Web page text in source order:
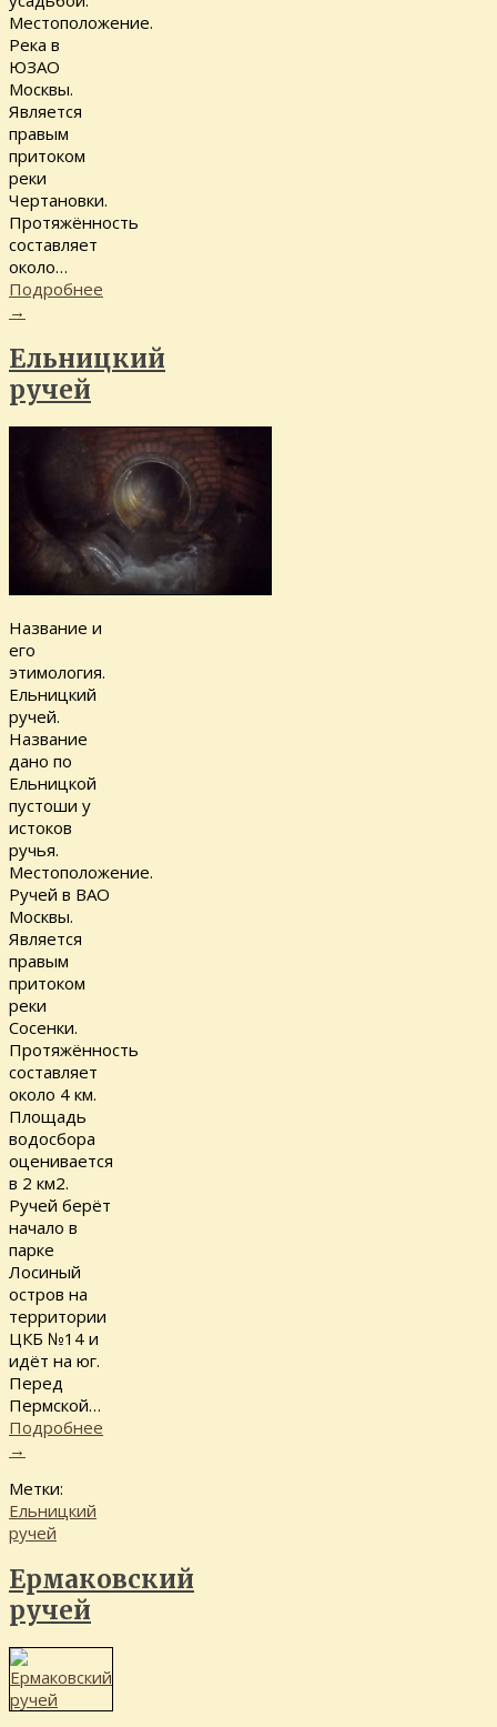
Местоположение.
Река в
ЮЗАО
Москвы.
Является
правым
притоком
реки
Чертановки.
Протяжённость
составляет
около…
Подробнее
→
Ельницкий
ручей
Название и
его
этимология.
Ельницкий
ручей.
Название
дано по
Ельницкой
пустоши у
истоков
ручья.
Местоположение.
Ручей в ВАО
Москвы.
Является
правым
притоком
реки
Сосенки.
Протяжённость
составляет
около 4 км.
Площадь
водосбора
оценивается
в 2 км2.
Ручей берёт
начало в
парке
Лосиный
остров на
территории
ЦКБ №14 и
идёт на юг.
Перед
Пермской…
Подробнее
→
Метки:
Ельницкий
ручей
Ермаковский
ручей